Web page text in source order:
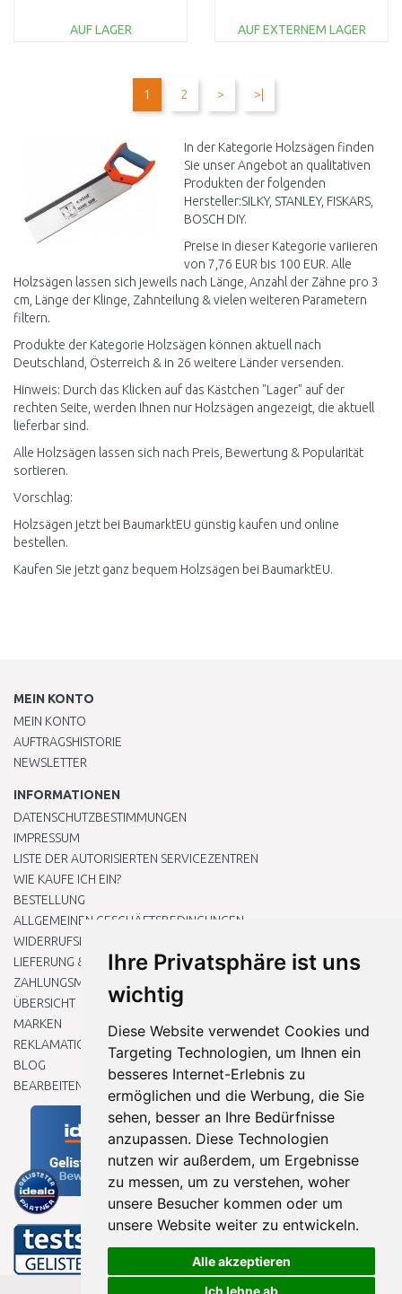
Ihre Privatsphäre ist uns
wichtig
Diese Website verwendet Cookies und
Targeting Technologien, um Ihnen ein
besseres Internet-Erlebnis zu
ermöglichen und die Werbung, die Sie
sehen, besser an Ihre Bedürfnisse
anzupassen. Diese Technologien
nutzen wir außerdem, um Ergebnisse
zu messen, um zu verstehen, woher
unsere Besucher kommen oder um
unsere Website weiter zu entwickeln.
Alle akzeptieren
Ich lehne ab
AUF LAGER
AUF EXTERNEM LAGER
1 2 > >|
In der Kategorie Holzsägen finden
Sie unser Angebot an qualitativen
Produkten der folgenden
Hersteller:SILKY, STANLEY, FISKARS,
BOSCH DIY.
Preise in dieser Kategorie variieren
von 7,76 EUR bis 100 EUR. Alle
Holzsägen lassen sich jeweils nach Länge, Anzahl der Zähne pro 3
cm, Länge der Klinge, Zahnteilung & vielen weiteren Parametern
filtern.
Produkte der Kategorie Holzsägen können aktuell nach
Deutschland, Österreich & in 26 weitere Länder versenden.
Hinweis: Durch das Klicken auf das Kästchen "Lager" auf der
rechten Seite, werden Ihnen nur Holzsägen angezeigt, die aktuell
lieferbar sind.
Alle Holzsägen lassen sich nach Preis, Bewertung & Popularität
sortieren.
Vorschlag:
Holzsägen jetzt bei BaumarktEU günstig kaufen und online
bestellen.
Kaufen Sie jetzt ganz bequem Holzsägen bei BaumarktEU.
MEIN KONTO
MEIN KONTO
AUFTRAGSHISTORIE
NEWSLETTER
INFORMATIONEN
DATENSCHUTZBESTIMMUNGEN
IMPRESSUM
LISTE DER AUTORISIERTEN SERVICEZENTREN
WIE KAUFE ICH EIN?
BESTELLUNG
ALLGEMEINEN GESCHÄFTSBEDINGUNGEN
WIDERRUFSRECHT
LIEFERUNG & ZAHLUNG
ZAHLUNGSMETHODEN
ÜBERSICHT
MARKEN
REKLAMATIONEN UND RETOUREN
BLOG
BEARBEITEN SIE MEINE COOKIE-EINSTELLUNGEN